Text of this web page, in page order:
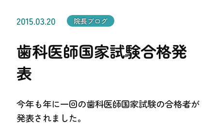
2015.03.20 院長ブログ
歯科医師国家試験合格発
表
今年も年に一回の歯科医師国家試験の合格者が
発表されました。